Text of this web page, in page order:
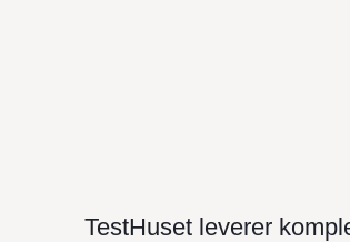
TestHuset leverer